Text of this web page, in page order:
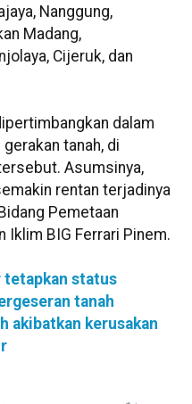
Nanggung,
Madang,
Cijeruk, dan
dalam
tanah, di
Asumsinya,
rentan terjadinya
Pemetaan
Iklim BIG Ferrari Pinem.
tetapkan status
tanah
akibatkan kerusakan